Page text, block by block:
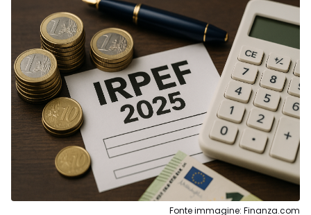
Fonte immagine: Finanza.com